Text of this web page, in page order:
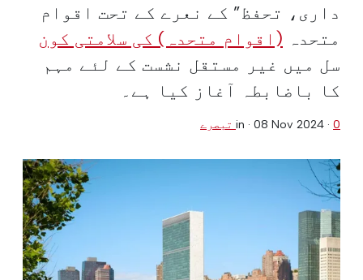
داری، تحفظ” کے نعرے کے تحت اقوام
متحدہ (اقوام متحدہ) کی سلامتی کون
سل میں غیر مستقل نشست کے لئے مہم
کا باضابطہ آغاز کیا ہے۔
in · 08 Nov 2024 · 0 تبصرے